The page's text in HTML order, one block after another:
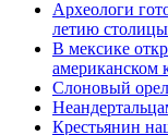
Археологи
летию столицы
В мексике
американском
Слоновый
Крестьянин